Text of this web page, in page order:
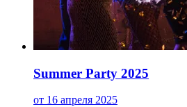
Summer Party 2025
от 16 апреля 2025